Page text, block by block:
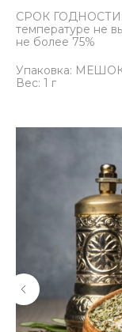
СРОК ГОДНОСТИ:
температуре не
не более 75%
Упаковка:
Вес: 1 г